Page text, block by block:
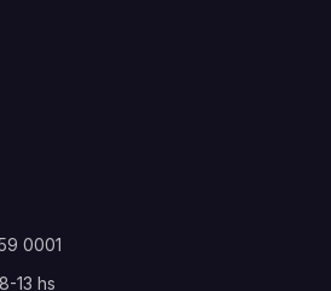
0001
13 hs